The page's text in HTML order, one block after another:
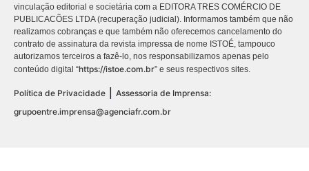
vinculação editorial e societária com a EDITORA TRES COMÉRCIO DE
PUBLICACÕES LTDA (recuperação judicial). Informamos também que não
realizamos cobranças e que também não oferecemos cancelamento do
contrato de assinatura da revista impressa de nome ISTOÉ, tampouco
autorizamos terceiros a fazê-lo, nos responsabilizamos apenas pelo
conteúdo digital “https://istoe.com.br” e seus respectivos sites.
Política de Privacidade
Assessoria de Imprensa:
grupoentre.imprensa@agenciafr.com.br